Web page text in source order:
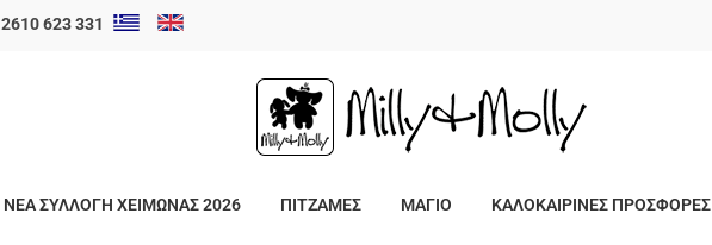
2610 623 331
ΝΕΑ ΣΥΛΛΟΓΗ ΧΕΙΜΩΝΑΣ 2026 ΠΙΤΖΑΜΕΣ ΜΑΓΙΟ ΚΑΛΟΚΑΙΡΙΝΕΣ ΠΡΟΣΦΟΡΕΣ